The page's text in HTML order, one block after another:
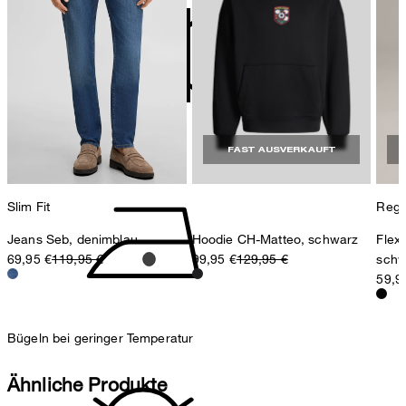
nicht Trommeltrocknen
Bügeln bei geringer Temperatur
Produzent
Strellson AG
Sonnenwiesenstrasse 21
8280 Kreuzlingen
Slim Fit
Jeans Seb, denimblau
69,95 €119,95 €
FAST AUSVERKAUFT
Hoodie CH-Matteo, schwarz
99,95 €129,95 €
Flex
Ähnliche Produkte